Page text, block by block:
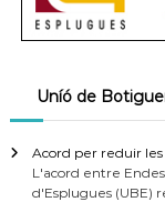
Uníó de
Acord per reduir
L'acord entre
d'Esplugues (UBE)